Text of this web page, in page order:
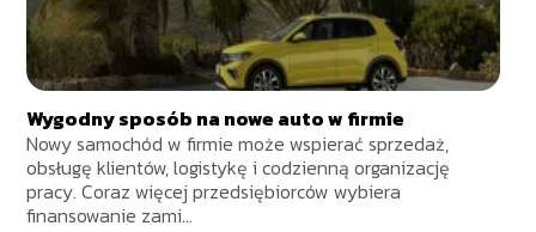
Wygodny sposób na nowe auto w firmie
Nowy samochód w firmie może wspierać sprzedaż,
obsługę klientów, logistykę i codzienną organizację
pracy. Coraz więcej przedsiębiorców wybiera
finansowanie zami...